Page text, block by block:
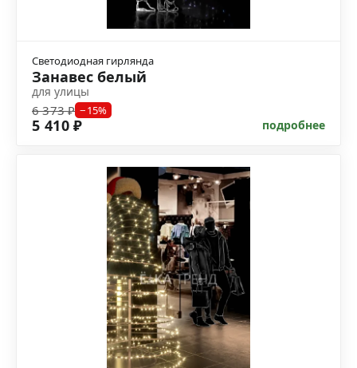
Светодиодная гирлянда
Занавес белый
для улицы
6 373 ₽ −15%
5 410 ₽ подробнее